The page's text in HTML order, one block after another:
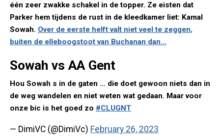
één zeer zwakke schakel in de topper. Ze eisten dat
Parker hem tijdens de rust in de kleedkamer liet: Kamal
Sowah. Over de eerste helft valt niet veel te zeggen,
buiten de elleboogstoot van Buchanan dan...
Sowah vs AA Gent
Hou Sowah s in de gaten … die doet gewoon niets dan in
de weg wandelen en niet weten wat gedaan. Maar voor
onze bic is het goed zo #CLUGNT
— DimiVC (@DimiVc) February 26, 2023